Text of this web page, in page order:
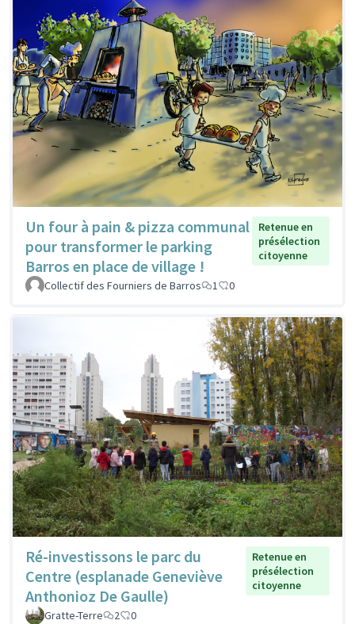
Un four à pain & pizza communal
pour transformer le parking
Barros en place de village !
Retenue en
présélection
citoyenne
Collectif des Fourniers de Barros 1 0
Ré-investissons le parc du
Centre (esplanade Geneviève
Anthonioz De Gaulle)
Retenue en
présélection
citoyenne
Gratte-Terre 2 0